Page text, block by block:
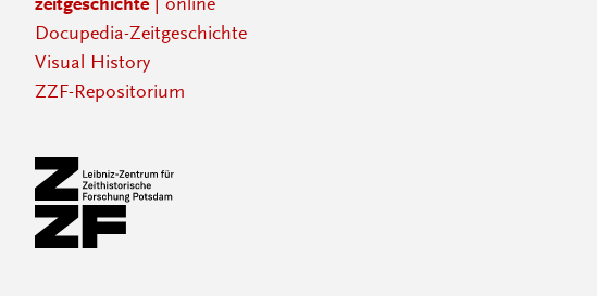
zeitgeschichte| online
Docupedia-Zeitgeschichte
Visual History
ZZF-Repositorium